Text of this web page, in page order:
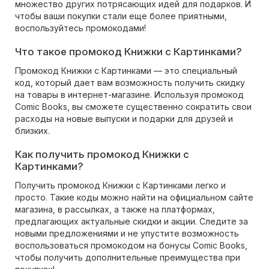
множество других потрясающих идей для подарков. И
чтобы ваши покупки стали еще более приятными,
воспользуйтесь промокодами!
Что такое промокод Книжки с Картинками?
Промокод Книжки с Картинками — это специальный
код, который дает вам возможность получить скидку
на товары в интернет-магазине. Используя промокод
Comic Books, вы сможете существенно сократить свои
расходы на новые выпуски и подарки для друзей и
близких.
Как получить промокод Книжки с
Картинками?
Получить промокод Книжки с Картинками легко и
просто. Такие коды можно найти на официальном сайте
магазина, в рассылках, а также на платформах,
предлагающих актуальные скидки и акции. Следите за
новыми предложениями и не упустите возможность
воспользоваться промокодом на бонусы Comic Books,
чтобы получить дополнительные преимущества при